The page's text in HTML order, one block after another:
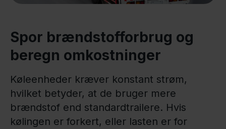
Spor brændstofforbrug og
beregn omkostninger
Køleenheder kræver konstant strøm,
hvilket betyder, at de bruger mere
brændstof end standardtrailere. Hvis
kølingen er forkert, eller lasten er for